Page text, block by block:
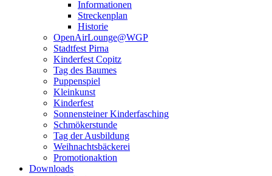
Informationen
Streckenplan
Historie
OpenAirLounge@WGP
Stadtfest Pirna
Kinderfest Copitz
Tag des Baumes
Puppenspiel
Kleinkunst
Kinderfest
Sonnensteiner Kinderfasching
Schmökerstunde
Tag der Ausbildung
Weihnachtsbäckerei
Promotionaktion
Downloads